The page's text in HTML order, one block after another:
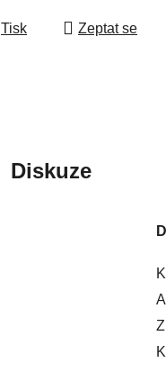
Tisk Zeptat se
Diskuze